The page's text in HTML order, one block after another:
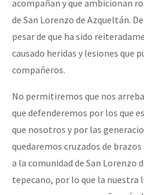
acompañan y que ambicionan
de San Lorenzo de Azqueltán.
pesar de que ha sido
causado heridas y lesiones que
compañeros.
No permitiremos que nos
que defenderemos por los que
que nosotros y por las
quedaremos cruzados de
a la comunidad de San Lorenzo
tepecano, por lo que la nuestra